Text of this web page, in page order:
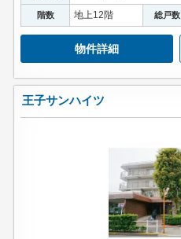
階数 地上12階 総戸数
物件詳細
王子サンハイツ